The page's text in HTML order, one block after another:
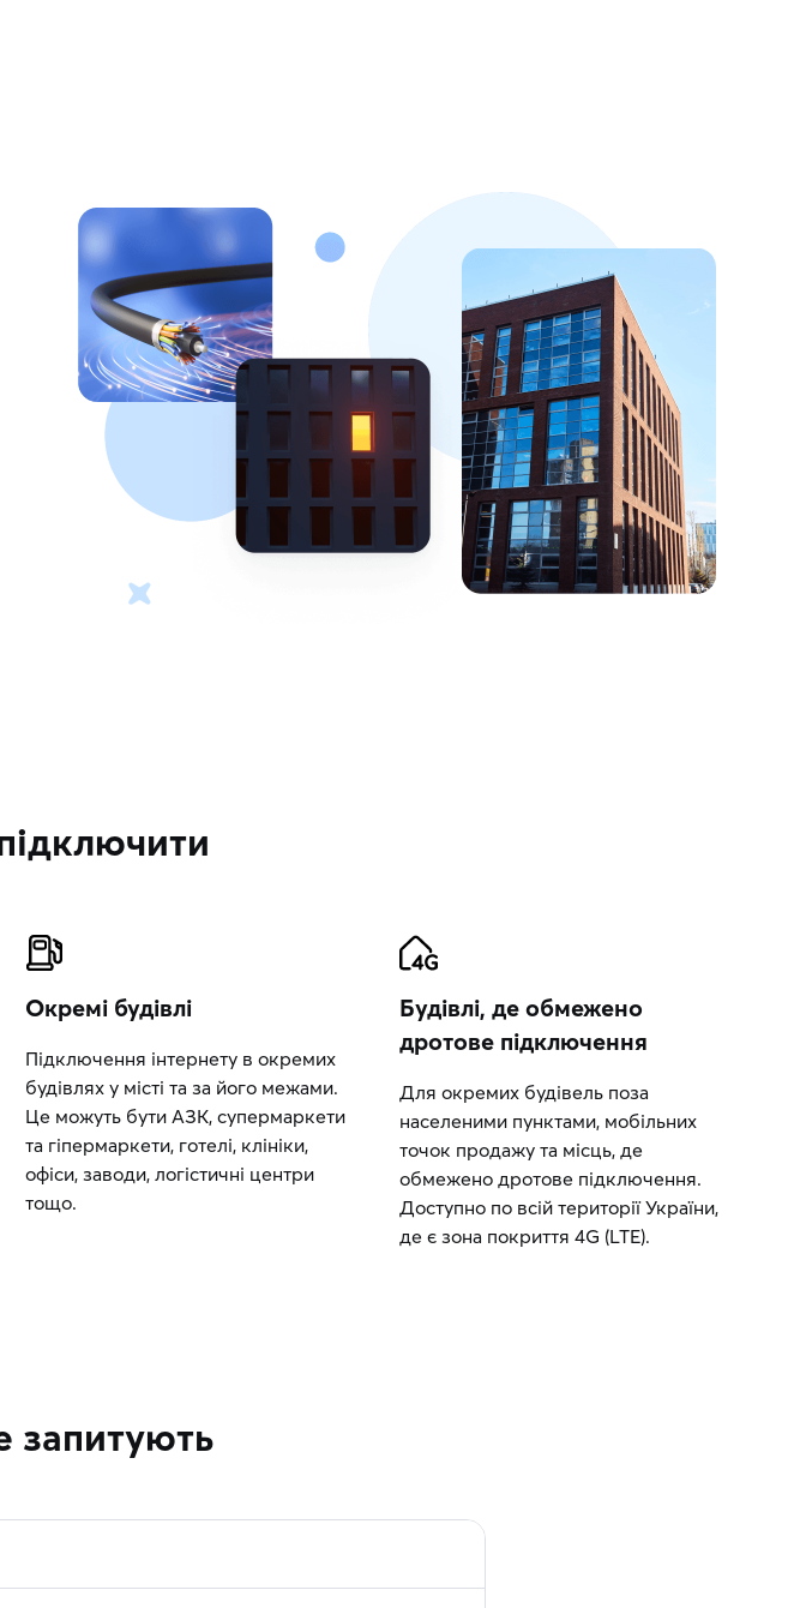
Окремі будівлі
Підключення інтернету в окремих
будівлях у місті та за його межами.
Це можуть бути АЗК, супермаркети
та гіпермаркети, готелі, клініки,
офіси, заводи, логістичні центри
тощо.
Будівлі, де обмежено
дротове підключення
Для окремих будівель поза
населеними пунктами, мобільних
точок продажу та місць, де
обмежено дротове підключення.
Доступно по всій території України,
де є зона покриття 4G (LTE).
запитують